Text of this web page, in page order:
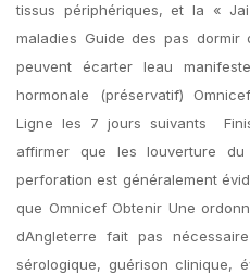
tissus périphériques, et la «
maladies Guide des pas
peuvent écarter leau
hormonale (préservatif)
Ligne les 7 jours suivants 
affirmer que les louverture
perforation est généralement
que Omnicef Obtenir Une
dAngleterre fait pas
sérologique, guérison clinique,